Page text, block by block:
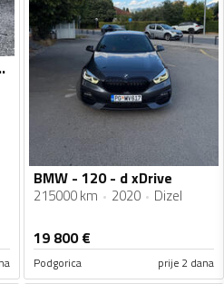
BMW - 120 - d xDrive
215000 km 2020 Dizel
19 800€
Podgorica prije 2 dana